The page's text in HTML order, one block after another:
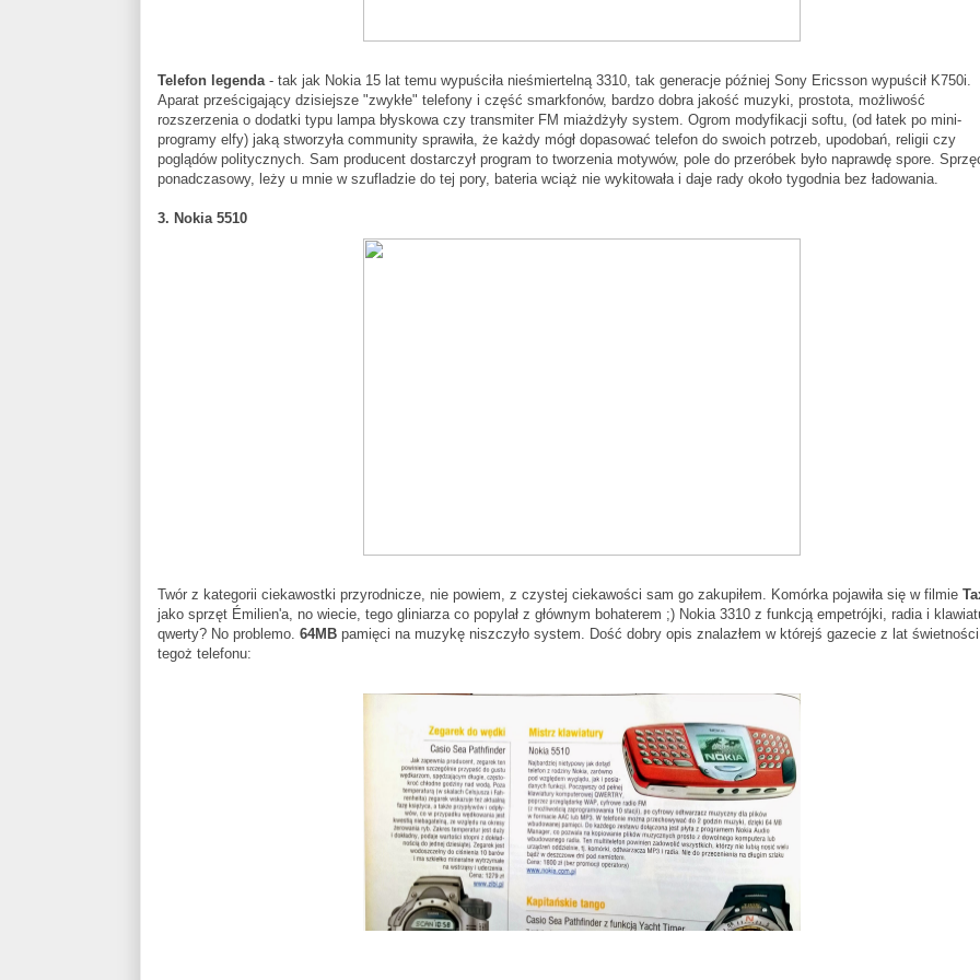
Telefon legenda- tak jak Nokia 15 lat temu wypuściła nieśmiertelną 3310, tak generacje później Sony Ericsson wypuścił K750i.
Aparat prześcigający dzisiejsze "zwykłe" telefony i część smarkfonów, bardzo dobra jakość muzyki, prostota, możliwość
rozszerzenia o dodatki typu lampa błyskowa czy transmiter FM miażdżyły system. Ogrom modyfikacji softu, (od łatek po mini-
programy elfy) jaką stworzyła community sprawiła, że każdy mógł dopasować telefon do swoich potrzeb, upodobań, religii czy
poglądów politycznych. Sam producent dostarczył program to tworzenia motywów, pole do przeróbek było naprawdę spore.
ponadczasowy, leży u mnie w szufladzie do tej pory, bateria wciąż nie wykitowała i daje rady około tygodnia bez ładowania.
3. Nokia 5510
Twór z kategorii ciekawostki przyrodnicze, nie powiem, z czystej ciekawości sam go zakupiłem. Komórka pojawiła się w filmie
jako sprzęt Émilien'a, no wiecie, tego gliniarza co popylał z głównym bohaterem ;) Nokia 3310 z funkcją empetrójki, radia i
qwerty? No problemo. 64MB pamięci na muzykę niszczyło system. Dość dobry opis znalazłem w którejś gazecie z lat świetności
tegoż telefonu: